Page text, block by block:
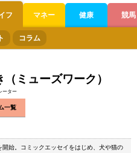
フ マネー 健康 競馬
コラム
（ミューズワーク）
ーター
一覧
始。コミックエッセイをはじめ、犬や猫の